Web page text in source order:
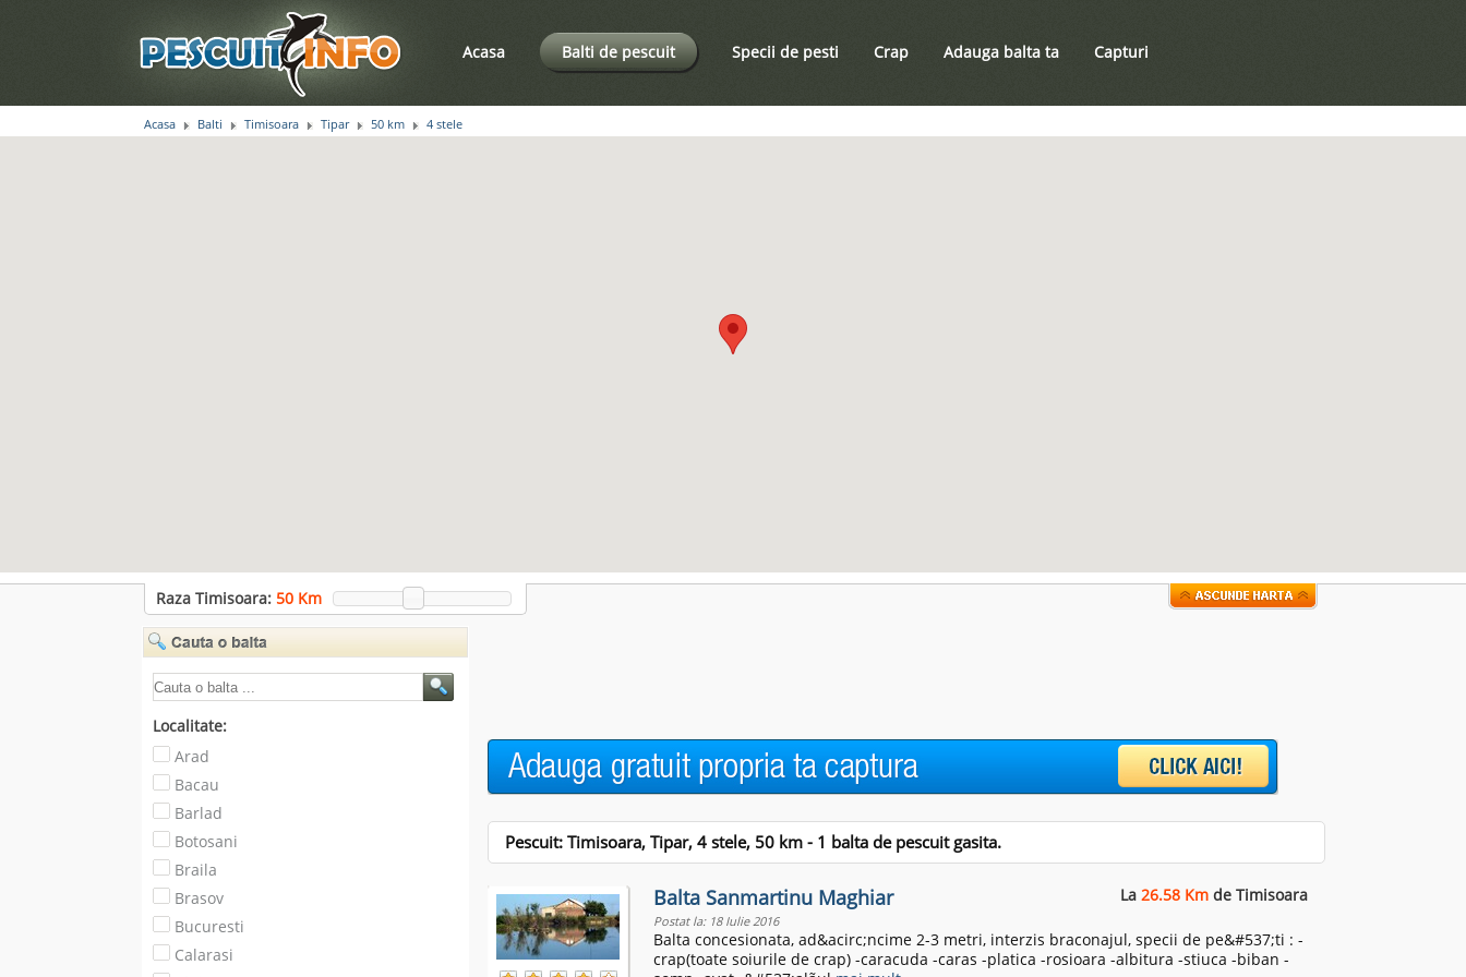
Acasa Balti de pescuit Specii de pesti Crap Adauga balta ta Capturi
Acasa Balti Timisoara Tipar 50 km 4 stele
Raza Timisoara: 50 Km
Localitate:
Arad
Bacau
Barlad
Botosani
Braila
Brasov
Bucuresti
Calarasi
Pescuit: Timisoara, Tipar, 4 stele, 50km - 1 balta de pescuit gasita.
Balta Sanmartinu Maghiar La 26.58 Kmde Timisoara
Postat la: 18 Iulie 2016
Balta concesionata, ad&acirc;ncime 2-3 metri, interzis braconajul, specii de pe&#537;ti : -
crap(toate soiurile de crap) -caracuda -caras -platica -rosioara -albitura -stiuca -biban -